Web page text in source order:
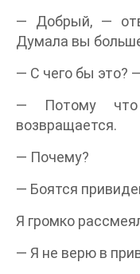
— Добрый, —
Думала вы
— С чего бы это?
— Потому
возвращается.
— Почему?
— Боятся
Я громко
— Я не верю в